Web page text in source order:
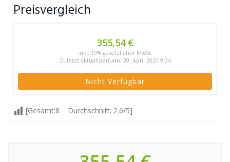
Preisvergleich
355,54 €
inkl. 19% gesetzlicher MwSt.
Zuletzt aktualisiert am: 20. April 2020 9:24
Nicht Verfügbar
[Gesamt:8 Durchschnitt: 2.6/5]